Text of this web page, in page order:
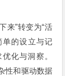
来”转变为“活
单的设立与记
化与洞察。
性和驱动数据